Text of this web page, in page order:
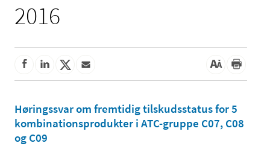
2016
Høringssvar om fremtidig tilskudsstatus for 5
kombinationsprodukter i ATC-gruppe C07, C08
og C09